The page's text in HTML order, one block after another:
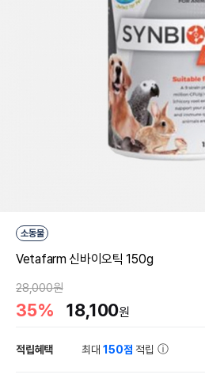
소동물
Vetafarm 신바이오틱 150g
28,000원
35% 18,100원
적립혜택 최대150점 적립